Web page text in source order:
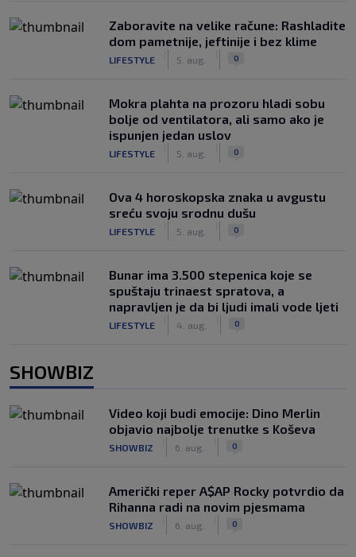
Zaboravite na velike račune: Rashladite
dom pametnije, jeftinije i bez klime
LIFESTYLE 5. aug. 0
Mokra plahta na prozoru hladi sobu
bolje od ventilatora, ali samo ako je
ispunjen jedan uslov
LIFESTYLE 5. aug. 0
Ova 4 horoskopska znaka u avgustu
sreću svoju srodnu dušu
LIFESTYLE 5. aug. 0
Bunar imа 3.500 stepenica koje se
spuštaju trinaest spratova, a
napravljen je da bi ljudi imali vode ljeti
LIFESTYLE 4. aug. 0
SHOWBIZ
Video koji budi emocije: Dino Merlin
objavio najbolje trenutke s Koševa
SHOWBIZ 6. aug. 0
Američki reper A$AP Rocky potvrdio da
Rihanna radi na novim pjesmama
SHOWBIZ 6. aug. 0